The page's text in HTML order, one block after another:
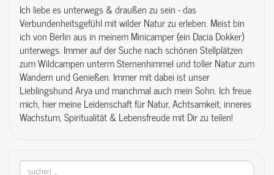
Ich liebe es unterwegs & draußen zu sein - das
Verbundenheitsgefühl mit wilder Natur zu erleben. Meist bin
ich von Berlin aus in meinem Minicamper (ein Dacia Dokker)
unterwegs. Immer auf der Suche nach schönen Stellplätzen
zum Wildcampen unterm Sternenhimmel und toller Natur zum
Wandern und Genießen. Immer mit dabei ist unser
Lieblingshund Arya und manchmal auch mein Sohn. Ich freue
mich, hier meine Leidenschaft für Natur, Achtsamkeit, inneres
Wachstum, Spiritualität & Lebensfreude mit Dir zu teilen!